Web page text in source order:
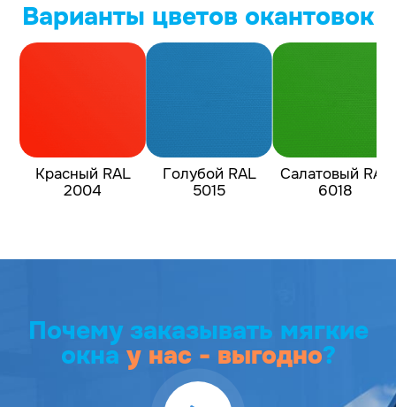
Варианты цветов окантовок
Красный RAL
2004
Голубой RAL
5015
Салатовый RAL
6018
Почему заказывать мягкие
окна у нас - выгодно?